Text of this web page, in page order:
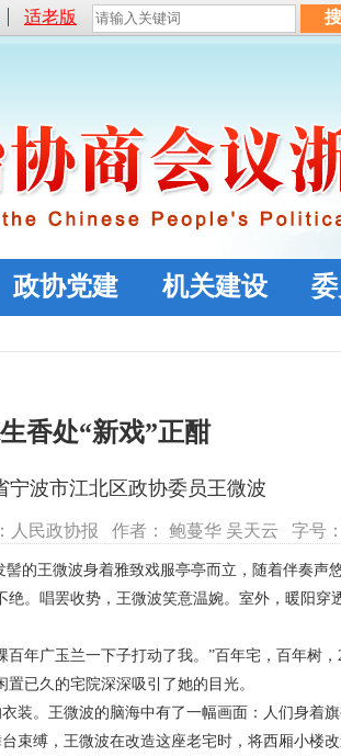
适老版
政协党建 机关建设
香处“新戏”正酣
波市江北区政协委员王微波
人民政协报 作者： 鲍蔓华 吴天云 字号
的王微波身着雅致戏服亭亭而立，随着伴奏声
。唱罢收势，王微波笑意温婉。室外，暖阳穿
百年广玉兰一下子打动了我。”百年宅，百年树，
已久的宅院深深吸引了她的目光。
装。王微波的脑海中有了一幅画面：人们身着
缚，王微波在改造这座老宅时，将西厢小楼改